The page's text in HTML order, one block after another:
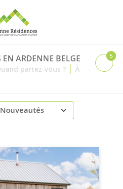
EN ARDENNE BELGE
partez-vous ? | À
5